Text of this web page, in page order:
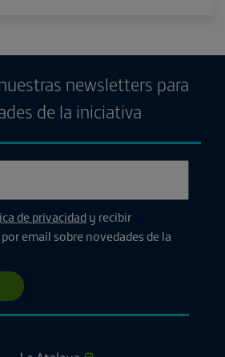
newsletters para
de la iniciativa
de privacidad y recibir
email sobre novedades de la